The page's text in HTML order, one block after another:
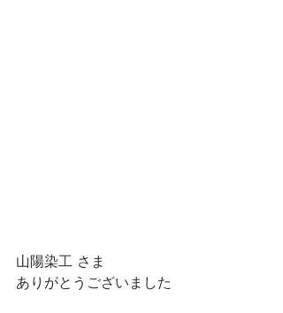
山陽染工 さま
ありがとうございました